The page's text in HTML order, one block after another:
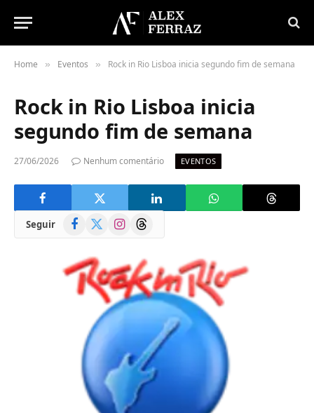
Home » Eventos » Rock in Rio Lisboa inicia segundo fim de semana
Rock in Rio Lisboa inicia
segundo fim de semana
27/06/2026 Nenhum comentário EVENTOS
Seguir Facebook
(Twitter)
InstagramThreads